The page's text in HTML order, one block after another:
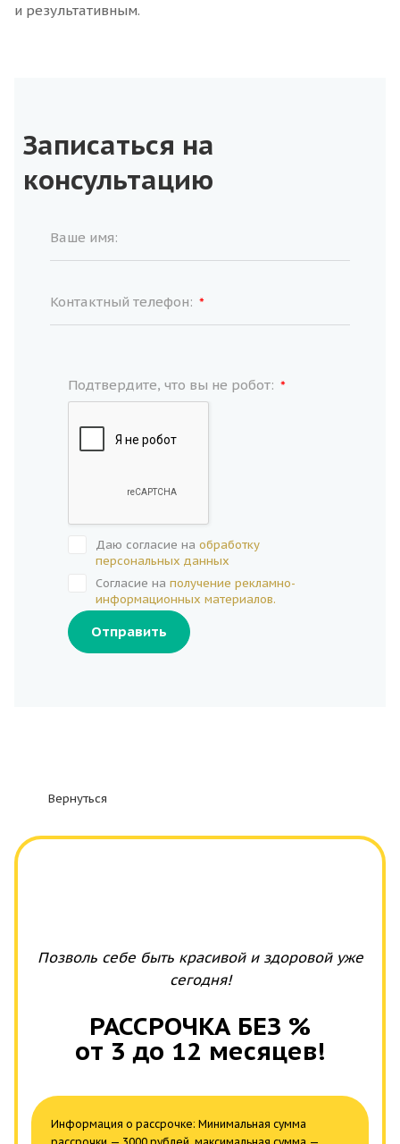
и результативным.
Записаться на
консультацию
Ваше имя:
Контактный телефон: *
Подтвердите, что вы не робот: *
Даю согласие на обработку
персональных данных
Согласие на получение рекламно-
информационных материалов.
Отправить
Вернуться
Позволь себе быть красивой и здоровой уже
сегодня!
РАССРОЧКА БЕЗ %
от 3 до 12 месяцев!
Информация о рассрочке: Минимальная сумма